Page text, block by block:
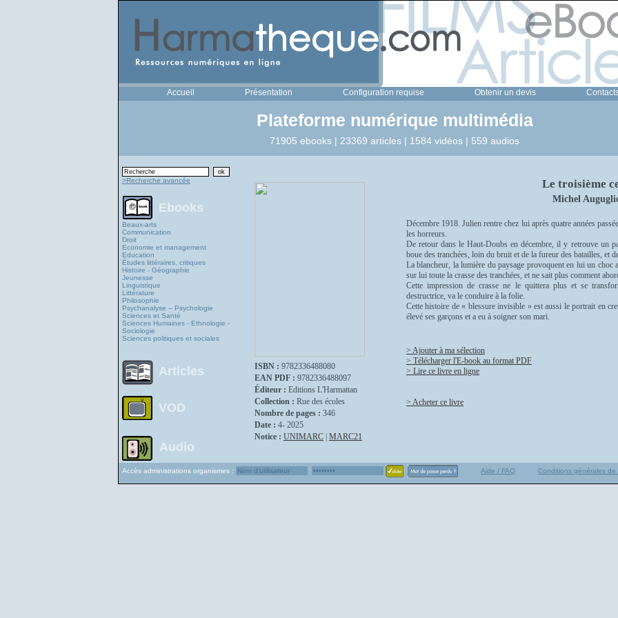
Accueil Présentation Configuration requise Obtenir un devis
Plateforme numérique multimédia
71905 ebooks | 23369 articles | 1584 vidéos | 559 audios
>Recherche avancée
Ebooks
Beaux-arts
Communication
Droit
Economie et management
Education
Études littéraires, critiques
Histoire - Géographie
Jeunesse
Linguistique
Littérature
Philosophie
Psychanalyse – Psychologie
Sciences et Santé
Sciences Humaines - Ethnologie -
Sociologie
Sciences politiques et sociales
Articles
VOD
Audio
ISBN : 9782336488080
EAN PDF : 9782336488097
Éditeur : Editions L'Harmattan
Collection : Rue des écoles
Nombre de pages : 346
Date : 4- 2025
Notice : UNIMARC MARC21
Le troisième
Michel
Décembre 1918. Julien rentre chez lui après quatre années
les horreurs.
De retour dans le Haut-Doubs en décembre, il y retrouve un
boue des tranchées, loin du bruit et de la fureur des batailles, et
La blancheur, la lumière du paysage provoquent en lui un
sur lui toute la crasse des tranchées, et ne sait plus comment
Cette impression de crasse ne le quittera plus et se
destructrice, va le conduire à la folie.
Cette histoire de « blessure invisible » est aussi le portrait en
élevé ses garçons et a eu à soigner son mari.
> Ajouter à ma sélection
> Télécharger l'E-book au format PDF
> Lire ce livre en ligne
> Acheter ce livre
Accès administrations organismes : Aide / FAQ Conditions générales de